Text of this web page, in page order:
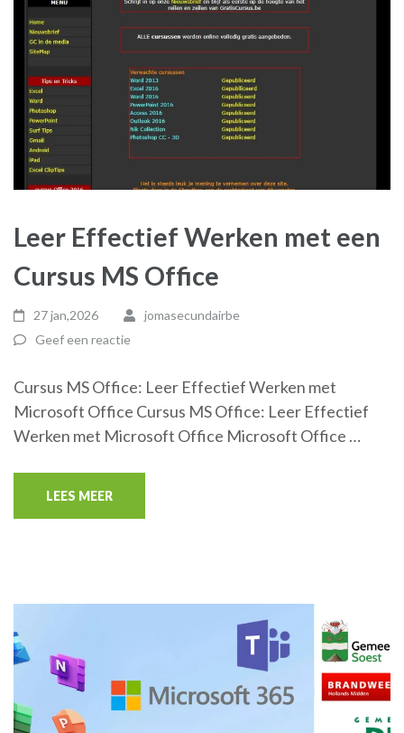
Leer Effectief Werken met een
Cursus MS Office
27 jan,2026
jomasecundairbe
Geef een reactie
Cursus MS Office: Leer Effectief Werken met
Microsoft Office Cursus MS Office: Leer Effectief
Werken met Microsoft Office Microsoft Office …
LEES MEER